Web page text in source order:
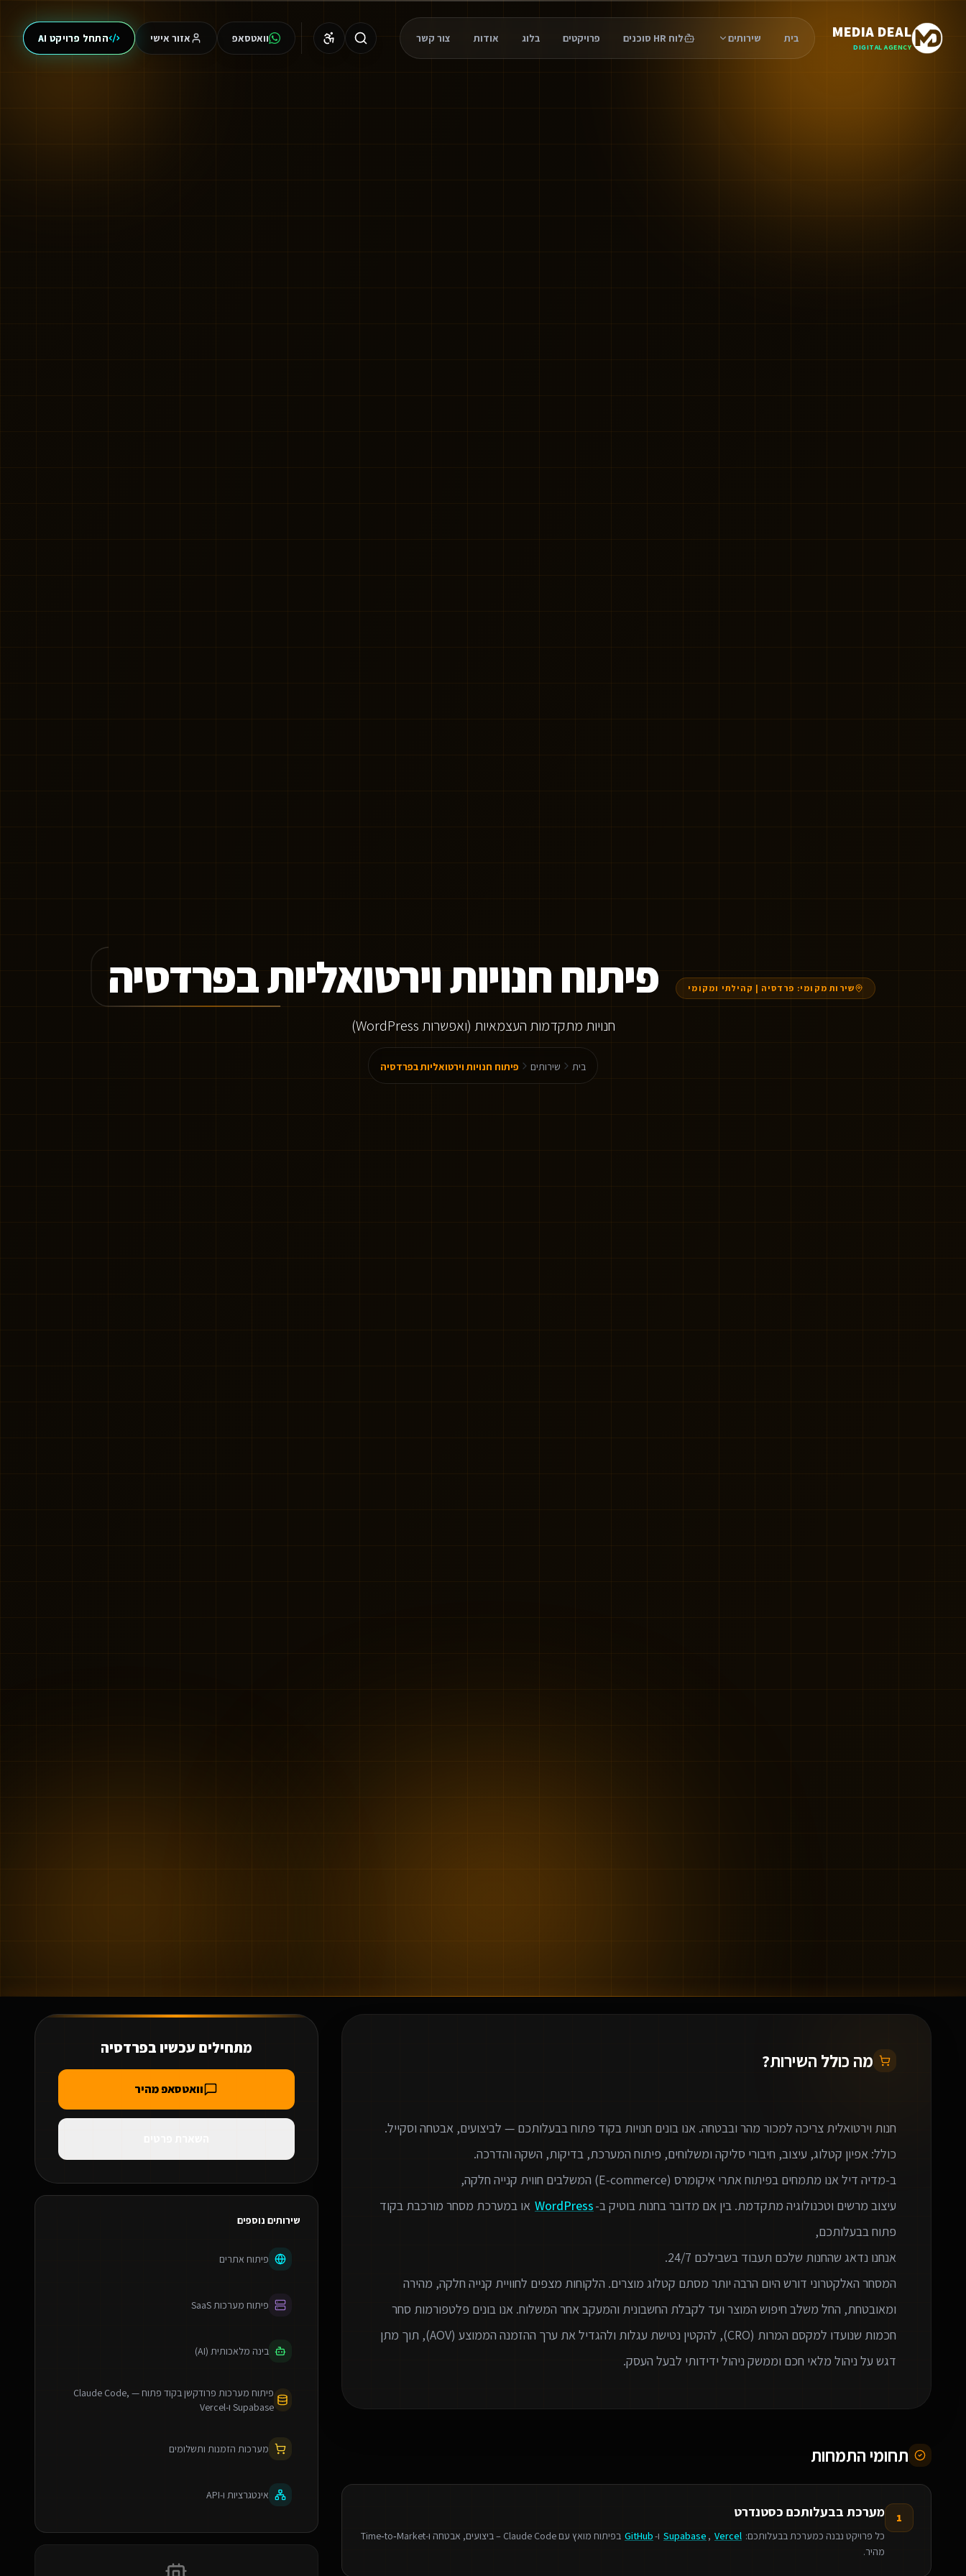
MEDIA DEAL
DIGITAL AGENCY
בית שירותים לוח HR סוכנים פרויקטים בלוג אודות צור קשר וואטסאפ אזור אישי התחל פרויקט AI
שירות מקומי: פרדסיה | קהילתי ומקומי פיתוח חנויות וירטואליות בפרדסיה
חנויות מתקדמות העצמאיות (ואפשרות WordPress)
בית שירותים פיתוח חנויות וירטואליות בפרדסיה
מה כולל השירות?
עיצוב מרשים וטכנולוגיה מתקדמת. בין אם מדובר בחנות בוטיק ב-WordPress או במערכת מסחר מורכבת בקוד
המסחר האלקטרוני דורש היום הרבה יותר מסתם קטלוג מוצרים. הלקוחות מצפים לחוויית קנייה חלקה, מהירה
ומאובטחת, החל משלב חיפוש המוצר ועד לקבלת החשבונית והמעקב אחר המשלוח. אנו בונים פלטפורמות סחר
חכמות שנועדו למקסם המרות (CRO), להקטין נטישת עגלות ולהגדיל את ערך ההזמנה הממוצע (AOV), תוך מתן
דגש על ניהול מלאי חכם וממשק ניהול ידידותי לבעל העסק.
תחומי התמחות
1 מערכת בבעלותכם כסטנדרט
כל פרויקט נבנה כמערכת בבעלותכם: Supabase , Vercel ו-GitHub
בפיתוח מואץ עם Claude Code – ביצועים, אבטחה ו‑Time‑to‑Market
מהיר.
מתחילים עכשיו בפרדסיה
וואטסאפ מהיר
שירותים נוספים
פיתוח אתרים
פיתוח מערכות SaaS
בינה מלאכותית (AI)
פיתוח מערכות פרודקשן בקוד פתוח — Claude Code,
Supabase ו-Vercel
מערכות הזמנות ותשלומים
אינטגרציות ו-API